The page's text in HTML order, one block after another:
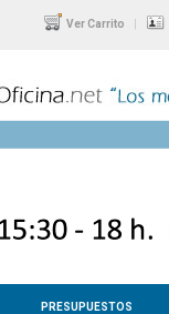
Ver Carrito |
PRESUPUESTOS